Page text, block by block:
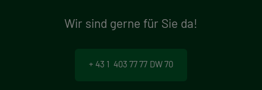
Wir sind gerne für Sie da!
+ 43 1 403 77 77 DW 70